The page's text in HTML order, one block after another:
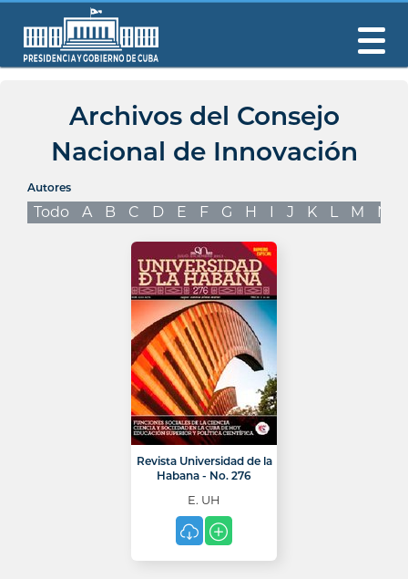
Archivos del Consejo
Nacional de Innovación
Autores
Todo A B C D E F G H I J K L M N
Revista Universidad de la
Habana - No. 276
E. UH